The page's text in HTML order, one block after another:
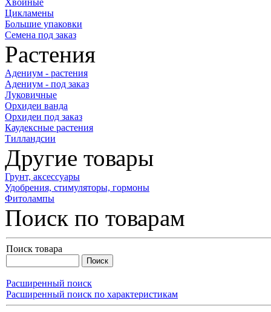
Хвойные
Цикламены
Большие упаковки
Семена под заказ
Растения
Адениум - растения
Адениум - под заказ
Луковичные
Орхидеи ванда
Орхидеи под заказ
Каудексные растения
Тилландсии
Другие товары
Грунт, аксессуары
Удобрения, стимуляторы, гормоны
Фитолампы
Поиск по товарам
Поиск товара
Расширенный поиск
Расширенный поиск по характеристикам